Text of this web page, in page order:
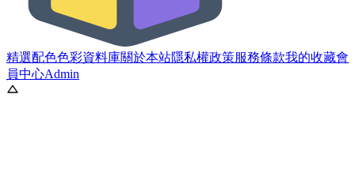
精選配色色彩資料庫關於本站隱私權政策服務條款我的收藏會
員中心Admin